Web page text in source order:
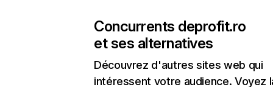
Concurrents deprofit.ro
et ses alternatives
Découvrez d'autres sites web qui
intéressent votre audience. Voyez